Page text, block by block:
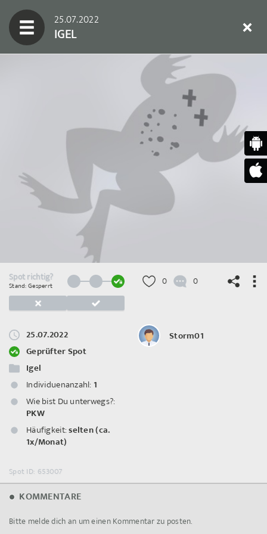
25.07.2022
IGEL
Spot richtig?
Stand: Gesperrt
25.07.2022
Geprüfter Spot
Igel
Individuenanzahl: 1
Wie bist Du unterwegs?:
PKW
Häufigkeit:selten (ca.
1x/Monat)
0 0
Storm01
Spot ID: 653007
KOMMENTARE
Bitte melde dich an um einen Kommentar zu posten.